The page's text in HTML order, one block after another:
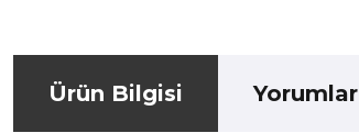
Ürün Bilgisi Yorumlar